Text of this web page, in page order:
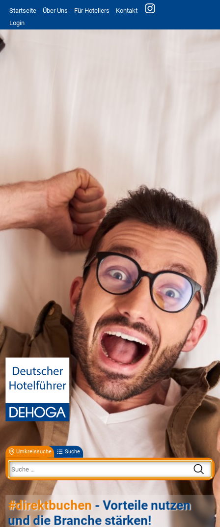
Startseite Über Uns Für Hoteliers
Kontakt
Login
Umkreissuche Suche
#direktbuchen - Vorteile nutzen
und die Branche stärken!